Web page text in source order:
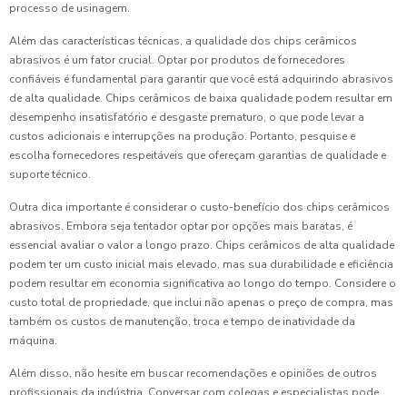
processo de usinagem.
Além das características técnicas, a qualidade dos chips cerâmicos
abrasivos é um fator crucial. Optar por produtos de fornecedores
confiáveis é fundamental para garantir que você está adquirindo abrasivos
de alta qualidade. Chips cerâmicos de baixa qualidade podem resultar em
desempenho insatisfatório e desgaste prematuro, o que pode levar a
custos adicionais e interrupções na produção. Portanto, pesquise e
escolha fornecedores respeitáveis que ofereçam garantias de qualidade e
suporte técnico.
Outra dica importante é considerar o custo-benefício dos chips cerâmicos
abrasivos. Embora seja tentador optar por opções mais baratas, é
essencial avaliar o valor a longo prazo. Chips cerâmicos de alta qualidade
podem ter um custo inicial mais elevado, mas sua durabilidade e eficiência
podem resultar em economia significativa ao longo do tempo. Considere o
custo total de propriedade, que inclui não apenas o preço de compra, mas
também os custos de manutenção, troca e tempo de inatividade da
máquina.
Além disso, não hesite em buscar recomendações e opiniões de outros